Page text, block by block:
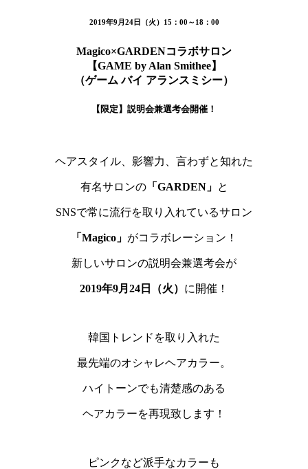
2019年9月24日（火）15：00～18：00
Magico×GARDENコラボサロン
【GAME by Alan Smithee】
（ゲーム バイ アランスミシー）
【限定】説明会兼選考会開催！
ヘアスタイル、影響力、言わずと知れた
有名サロンの「GARDEN」 と
SNSで常に流行を取り入れているサロン
「Magico」 がコラボレーション！
新しいサロンの説明会兼選考会が
2019年9月24日（火） に開催！
韓国トレンドを取り入れた
最先端のオシャレヘアカラー。
ハイトーンでも清楚感のある
ヘアカラーを再現致します！
ピンクなど派手なカラーも